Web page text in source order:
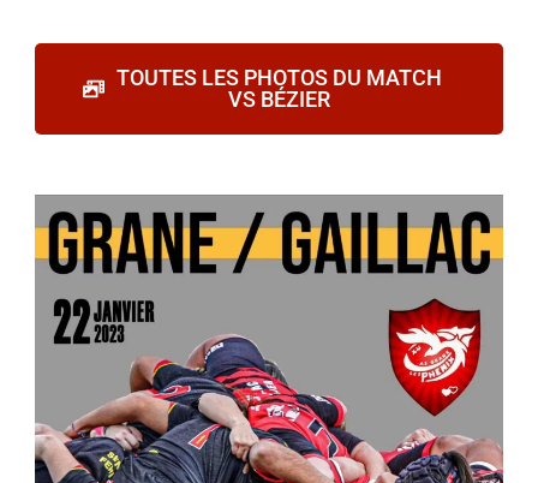
TOUTES LES PHOTOS DU MATCH
VS BÉZIER